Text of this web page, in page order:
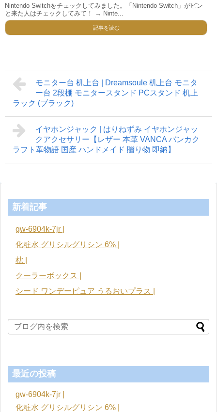
Nintendo Switchをチェックしてみました。「Nintendo Switch」がピン
と来た人はチェックしてみて！ → Ninte...
記事を読む
モニター台 机上台 | Dreamsoule 机上台 モニタ
ー台 2段棚 モニタースタンド PCスタンド 机上
ラック (ブラック)
イヤホンジャック | はりねずみ イヤホンジャッ
クアクセサリー【レザー 本革 VANCA バンカク
ラフト革物語 国産 ハンドメイド 贈り物 即納】
新着記事
gw-6904k-7jr |
化粧水 グリシルグリシン 6% |
枕 |
クーラーボックス |
シード ワンデーピュア うるおいプラス |
最近の投稿
gw-6904k-7jr |
化粧水 グリシルグリシン 6% |